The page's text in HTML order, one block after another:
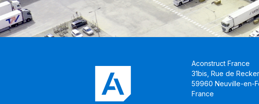
Aconstruct France
31bis, Rue de
59960 Neuville-en-
France